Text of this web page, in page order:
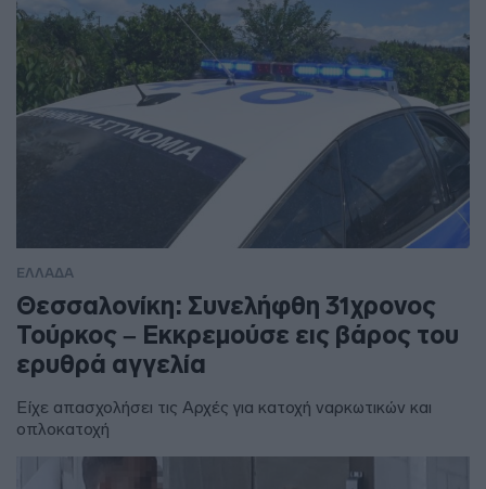
ΕΛΛΑΔΑ
Θεσσαλονίκη: Συνελήφθη 31χρονος
Τούρκος – Εκκρεμούσε εις βάρος του
ερυθρά αγγελία
Είχε απασχολήσει τις Αρχές για κατοχή ναρκωτικών και
οπλοκατοχή